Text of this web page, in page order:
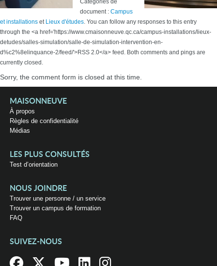
Catégories de
document : Campus
et installations et Lieux d'études. You can follow any responses to this entry
through the <a href='https://www.cmaisonneuve.qc.ca/campus-installations/lieux-
detudes/salles-simulation/salle-de-simulation-intervention-en-
d%c2%8elinquance-2/feed/'>RSS 2.0</a> feed. Both comments and pings are
currently closed.
Sorry, the comment form is closed at this time.
MAISONNEUVE
À propos
Règles de confidentialité
Médias
LES PLUS CONSULTÉS
Test d’orientation
NOUS JOINDRE
Trouver une personne / un service
Trouver un campus de formation
FAQ
SUIVEZ-NOUS